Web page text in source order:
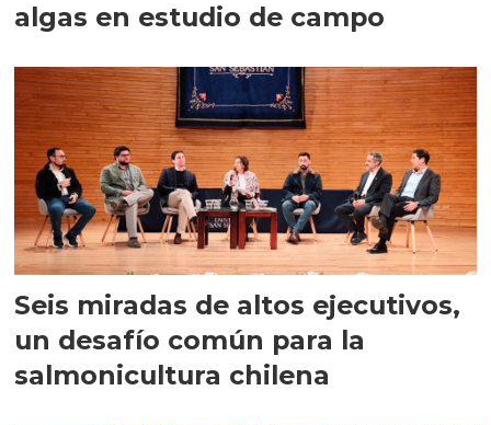
algas en estudio de campo
Seis miradas de altos ejecutivos,
un desafío común para la
salmonicultura chilena